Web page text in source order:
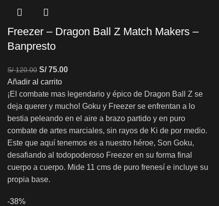
Freezer – Dragon Ball Z Match Makers –
Banpresto
S/120.00 S/75.00
Añadir al carrito
¡El combate mas legendario y épico de Dragon Ball Z se
deja querer y mucho! Goku y Freezer se enfrentan a lo
bestia peleando en el aire a brazo partido y en puro
combate de artes marciales, sin rayos de Ki de por medio.
Este que aquí tenemos es a nuestro héroe, Son Goku,
desafiando al todopoderoso Freezer en su forma final
cuerpo a cuerpo. Mide 11 cms de puro frenesí e incluye su
propia base.
-38%